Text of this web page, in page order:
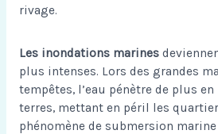
rivage.
Les inondations marines
plus intenses. Lors des grandes
tempêtes, l’eau pénètre de plus
terres, mettant en péril les
phénomène de submersion